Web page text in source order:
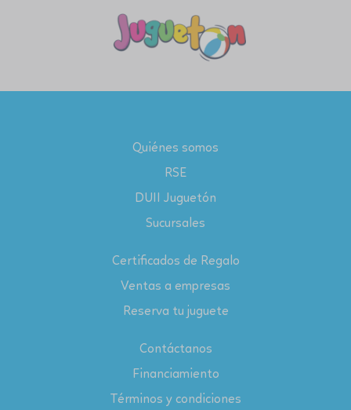
Quiénes somos
RSE
DUII Juguetón
Sucursales
Certificados de Regalo
Ventas a empresas
Reserva tu juguete
Contáctanos
Financiamiento
Términos y condiciones